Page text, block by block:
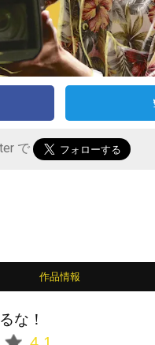
で
作品情報
な！